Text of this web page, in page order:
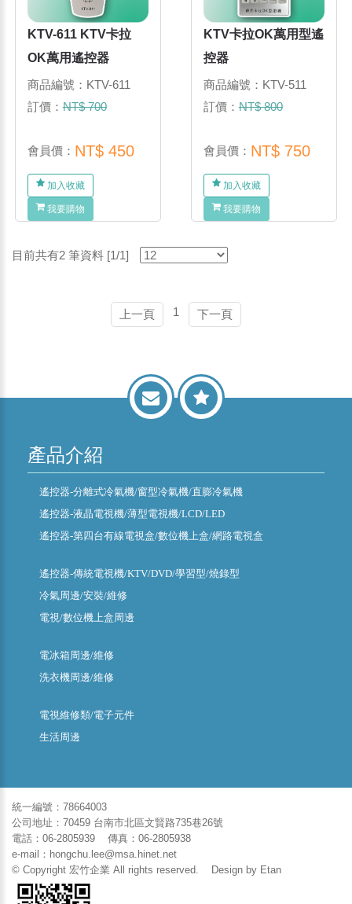
KTV-611 KTV卡拉
OK萬用遙控器
商品編號：KTV-611
訂價：NT$ 700
會員價： NT$ 450
加入收藏
我要購物
KTV卡拉OK萬用型遙
控器
商品編號：KTV-511
訂價：NT$ 800
會員價： NT$ 750
加入收藏
我要購物
目前共有2 筆資料 [1/1]
上一頁 1 下一頁
產品介紹
遙控器-分離式冷氣機/窗型冷氣機/直膨冷氣機
遙控器-液晶電視機/薄型電視機/LCD/LED
遙控器-第四台有線電視盒/數位機上盒/網路電視盒
遙控器-傳統電視機/KTV/DVD/學習型/燒錄型
冷氣周邊/安裝/維修
電視/數位機上盒周邊
電冰箱周邊/維修
洗衣機周邊/維修
電視維修類/電子元件
生活周邊
統一編號：78664003
公司地址：70459 台南市北區文賢路735巷26號
電話：06-2805939 傳真：06-2805938
e-mail：hongchu.lee@msa.hinet.net
© Copyright 宏竹企業 All rights reserved. Design by Etan